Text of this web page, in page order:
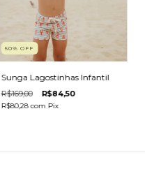
50%OFF
Sunga Lagostinhas Infantil
R$169,00 R$84,50
R$80,28com Pix